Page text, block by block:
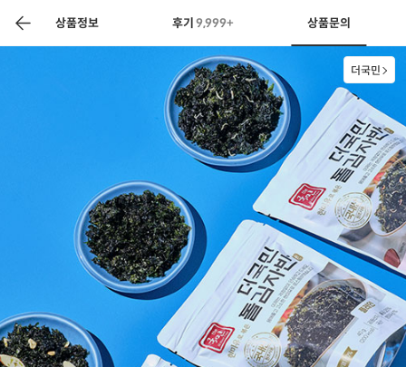
상품정보 후기 9,999+ 상품문의
농축산물할인 찬들마루 주문/배송 고객센터
더국민